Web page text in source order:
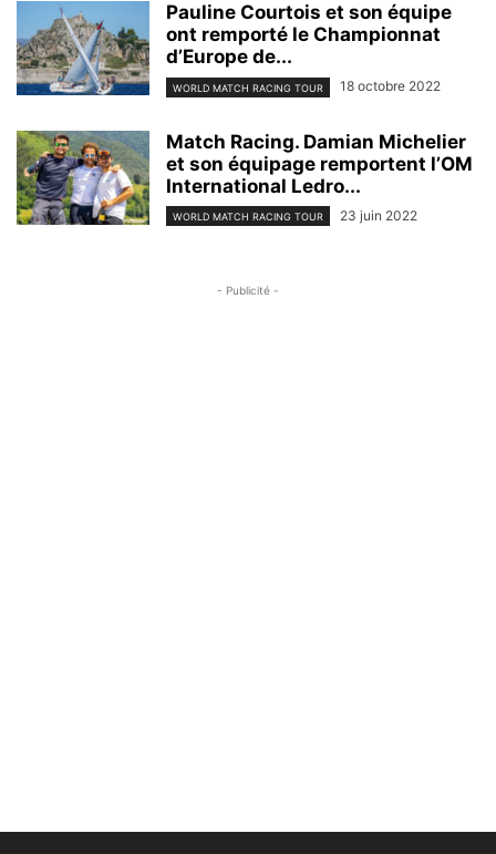
Pauline Courtois et son équipe
ont remporté le Championnat
d’Europe de...
WORLD MATCH RACING TOUR 18 octobre 2022
Match Racing. Damian Michelier
et son équipage remportent l’OM
International Ledro...
WORLD MATCH RACING TOUR 23 juin 2022
- Publicité -